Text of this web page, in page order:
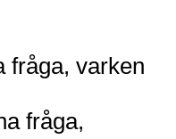
fråga, varken